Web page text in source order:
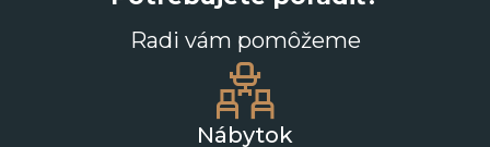
Radi vám pomôžeme
Nábytok